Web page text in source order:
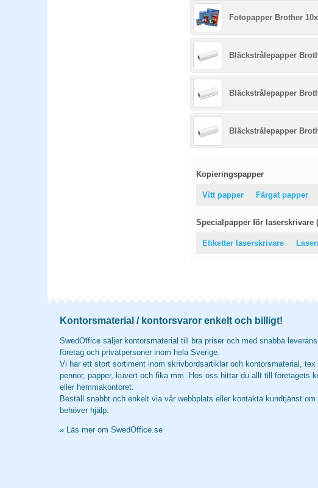
Fotopapper Brother
Bläckstrålepapper
Bläckstrålepapper
Bläckstrålepapper
Kopieringspapper
Vitt papper Färgat papper
Specialpapper för laserskrivare
Etiketter laserskrivare
Kontorsmaterial / kontorsvaror enkelt och billigt!
SwedOffice säljer kontorsmaterial till bra priser och med snabba
företag och privatpersoner inom hela Sverige.
Vi har ett stort sortiment inom skrivbordsartiklar och kontorsmaterial, tex
pennor, papper, kuvert och fika mm. Hos oss hittar du allt till företagets
eller hemmakontoret.
Beställ snabbt och enkelt via vår webbplats eller kontakta kundtjänst om
behöver hjälp.
» Läs mer om SwedOffice.se